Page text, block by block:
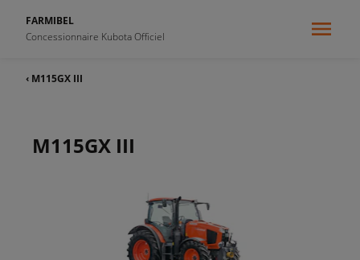
FARMIBEL
Concessionnaire Kubota Officiel
‹ M115GX III
M115GX III